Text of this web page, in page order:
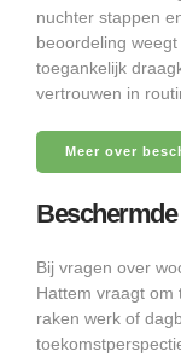
nuchter stappen
beoordeling
toegankelijk
vertrouwen in
Meer over
Bij vragen over
Hattem vraagt om
raken werk of